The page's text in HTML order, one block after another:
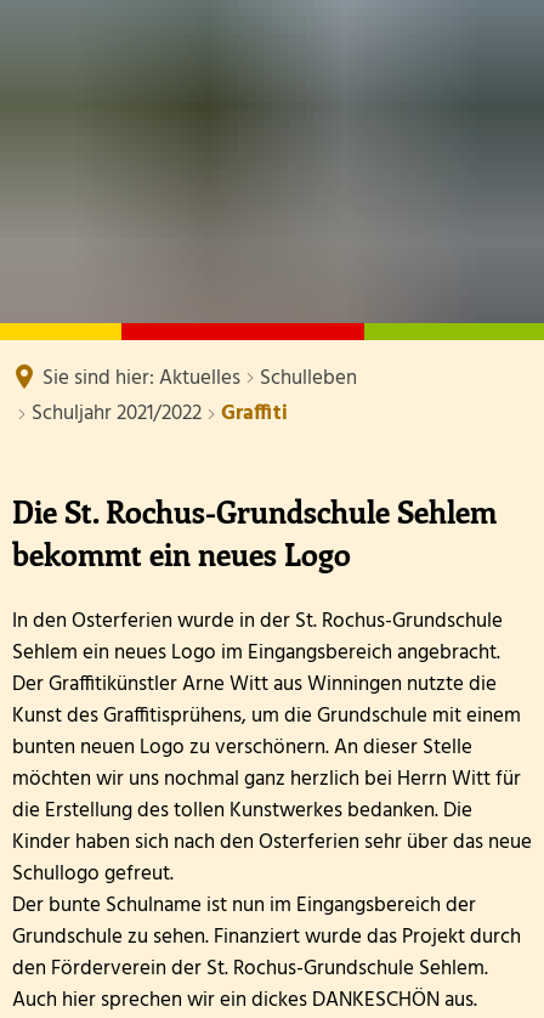
Hausmeister
Förderverein
Schulhund
Sie sind hier:Aktuelles
Schulleben
Schuljahr 2021/2022 Graffiti
Die St. Rochus-Grundschule Sehlem
bekommt ein neues Logo
In den Osterferien wurde in der St. Rochus-Grundschule
Sehlem ein neues Logo im Eingangsbereich angebracht.
Der Graffitikünstler Arne Witt aus Winningen nutzte die
Kunst des Graffitisprühens, um die Grundschule mit einem
bunten neuen Logo zu verschönern. An dieser Stelle
möchten wir uns nochmal ganz herzlich bei Herrn Witt für
die Erstellung des tollen Kunstwerkes bedanken. Die
Kinder haben sich nach den Osterferien sehr über das neue
Schullogo gefreut.
Der bunte Schulname ist nun im Eingangsbereich der
Grundschule zu sehen. Finanziert wurde das Projekt durch
den Förderverein der St. Rochus-Grundschule Sehlem.
Auch hier sprechen wir ein dickes DANKESCHÖN aus.